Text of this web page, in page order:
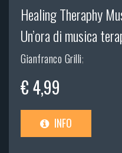
Healing Theraphy
Un’ora di musica
Gianfranco Grilli;
€ 4,99
INFO